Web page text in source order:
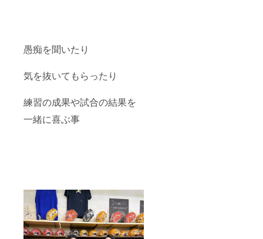
愚痴を聞いたり
気を抜いてもらったり
練習の成果や試合の結果を
一緒に喜ぶ事